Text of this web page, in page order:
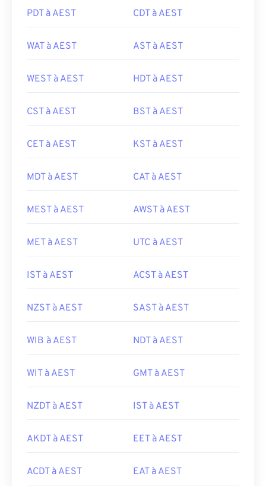
PDT à AEST CDT à AEST
WAT à AEST AST à AEST
WEST à AEST HDT à AEST
CST à AEST BST à AEST
CET à AEST KST à AEST
MDT à AEST CAT à AEST
MEST à AEST AWST à AEST
MET à AEST UTC à AEST
IST à AEST ACST à AEST
NZST à AEST SAST à AEST
WIB à AEST NDT à AEST
WIT à AEST GMT à AEST
NZDT à AEST IST à AEST
AKDT à AEST EET à AEST
ACDT à AEST EAT à AEST